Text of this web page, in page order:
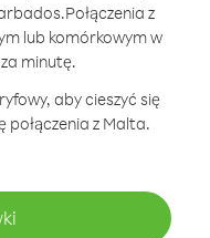
Połączenia z
lub komórkowym w
minutę.
aby cieszyć się
połączenia z Malta.